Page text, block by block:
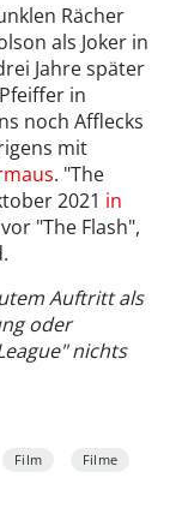
Rächer
als Joker in
Jahre später
in
noch Afflecks
mit
. "The
2021 in
"The Flash",
Auftritt als
oder
nichts
Film Filme